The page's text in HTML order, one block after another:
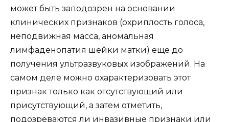
может быть заподозрен на основании
клинических признаков (охриплость голоса,
неподвижная масса, аномальная
лимфаденопатия шейки матки) еще до
получения ультразвуковых изображений. На
самом деле можно охарактеризовать этот
признак только как отсутствующий или
присутствующий, а затем отметить,
подозреваются ли инвазивные признаки или